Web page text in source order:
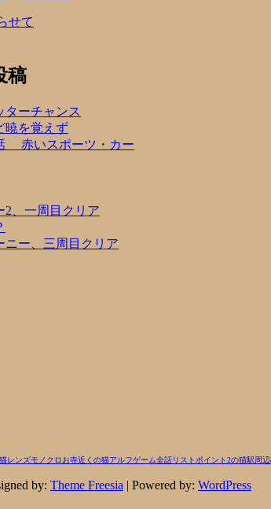
せて
稿
ターチャンス
暁を覚えず
赤いスポーツ・カー
2、一周目クリア
ニー、三周目クリア
レンズモノクロ お寺近くの猫アルフゲーム全話リスト ポイント2の猫駅周
by: Theme Freesia | Powered by: WordPress